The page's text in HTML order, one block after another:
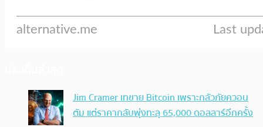
Jim Cramer เทขาย Bitcoin เพราะกลัวภัยควอน
ตัม แต่ราคากลับพุ่งทะลุ 65,000 ดอลลาร์อีกครั้ง